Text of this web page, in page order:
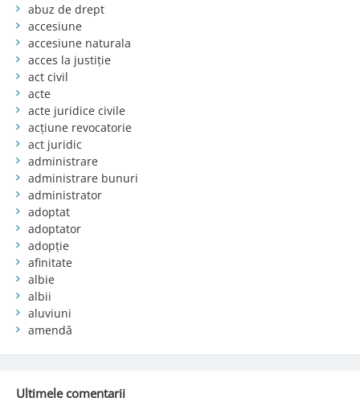
abuz de drept
accesiune
accesiune naturala
acces la justiție
act civil
acte
acte juridice civile
acțiune revocatorie
act juridic
administrare
administrare bunuri
administrator
adoptat
adoptator
adopție
afinitate
albie
albii
aluviuni
amendă
Ultimele comentarii